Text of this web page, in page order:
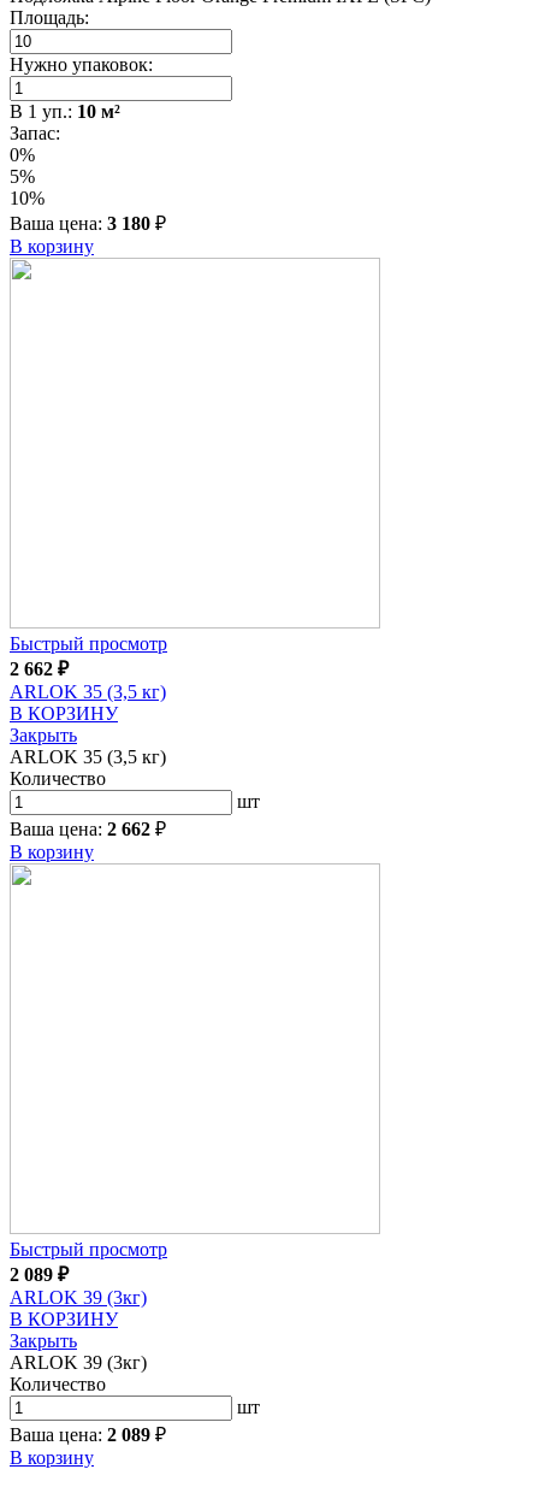
Площадь:
Нужно упаковок:
В 1 уп.: 10 м²
Запас:
0%
5%
10%
Ваша цена: 3 180 ₽
В корзину
Быстрый просмотр
2 662 ₽
ARLOK 35 (3,5 кг)
В КОРЗИНУ
Закрыть
ARLOK 35 (3,5 кг)
Количество
шт
Ваша цена: 2 662 ₽
В корзину
Быстрый просмотр
2 089 ₽
ARLOK 39 (3кг)
В КОРЗИНУ
Закрыть
ARLOK 39 (3кг)
Количество
шт
Ваша цена: 2 089 ₽
В корзину